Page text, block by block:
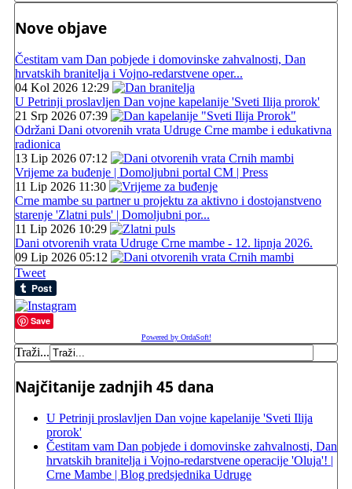
Nove objave
Čestitam vam Dan pobjede i domovinske zahvalnosti, Dan
hrvatskih branitelja i Vojno-redarstvene oper...
04 Kol 2026 12:29
U Petrinji proslavljen Dan vojne kapelanije 'Sveti Ilija prorok'
21 Srp 2026 07:39
Održani Dani otvorenih vrata Udruge Crne mambe i edukativna
radionica
13 Lip 2026 07:12
Vrijeme za buđenje | Domoljubni portal CM | Press
11 Lip 2026 11:30
Crne mambe su partner u projektu za aktivno i dostojanstveno
starenje 'Zlatni puls' | Domoljubni por...
11 Lip 2026 10:29
Dani otvorenih vrata Udruge Crne mambe - 12. lipnja 2026.
09 Lip 2026 05:12
Tweet
Save
Powered by OrdaSoft!
Traži...
Najčitanije zadnjih 45 dana
U Petrinji proslavljen Dan vojne kapelanije 'Sveti Ilija
prorok'
Čestitam vam Dan pobjede i domovinske zahvalnosti, Dan
hrvatskih branitelja i Vojno-redarstvene operacije 'Oluja'! |
Crne Mambe | Blog predsjednika Udruge